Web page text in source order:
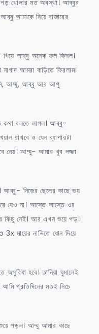
খোলার মত অবস্থা। আব্বুর
আমাকে নিয়ে বাজারের
গিয়ে আব্বু অনেক ফল কিনল।
আমরা বাড়িতে ফিরলাম।
আম্মু, আব্বু আর আপু
কথা বলতে লাগল। আব্বু-
রাখবে ও যেন ব্যাপারটা
নেয়। আম্মু- আমার খুব লজ্জা
আব্বু- নিজের ছেলের কাছে ভয়
যেও না। আস্তে আস্তে ওর
কিছু নেই। আর এখন শুয়ে পড়।
মায়ের নাভিতে ধোন দিয়ে
হবে। তানিয়া ঘুমালেই
প্রতিদিনের মতই নিচে
পড়ল। আম্মু আমার কাছে